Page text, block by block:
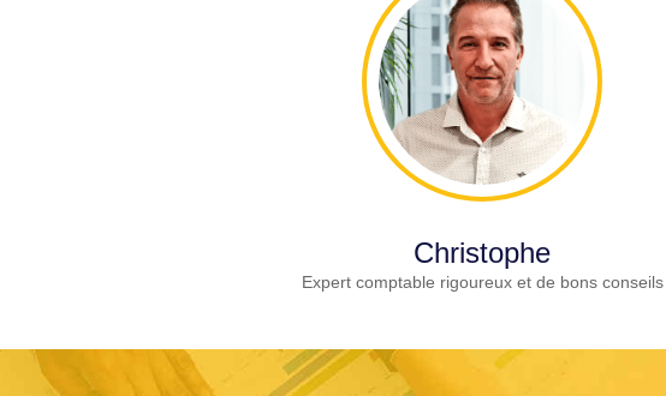
Christophe
Expert comptable rigoureux et de bons conseils